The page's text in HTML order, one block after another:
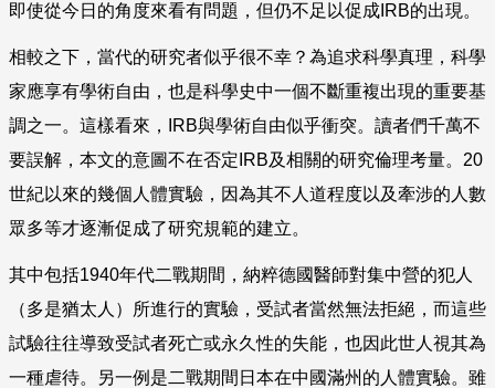
即使從今日的角度來看有問題，但仍不足以促成 IRB的出現。
相較之下，當代的研究者似乎很不幸？為追求科學真理，科學
家應享有學術自由，也是科學史中一個不斷重複出現的重要基
調之一。這樣看來，
IRB與學術自由似乎衝突。讀者們千萬不
要誤解，本文的意圖不在否定 IRB及相關的研究倫理考量。 20
世紀以來的幾個人體實驗，因為其不人道程度以及牽涉的人數
眾多等才逐漸促成了研究規範的建立。
其中包括1940年代二戰期間，納粹德國醫師對集中營的犯人
（多是猶太人）所進行的實驗，受試者當然無法拒絕，而這些
試驗往往導致受試者死亡或永久性的失能，也因此世人視其為
一種虐待。另一例是二戰期間日本在中國滿州的人體實驗。雖